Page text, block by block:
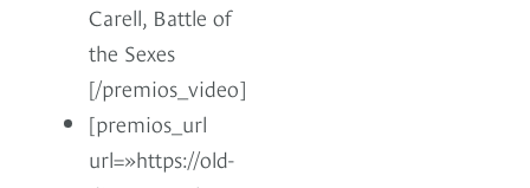
Carell, Battle of
the Sexes
[/premios_video]
[premios_url
url=»https://old-